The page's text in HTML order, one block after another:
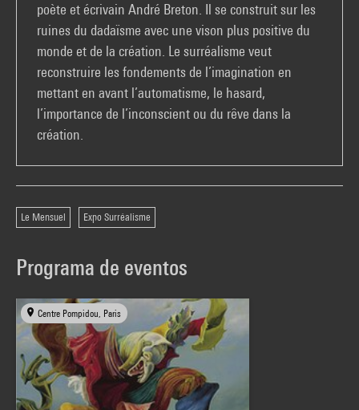
poète et écrivain André Breton. Il se construit sur les
ruines du dadaïsme avec une vison plus positive du
monde et de la création. Le surréalisme veut
reconstruire les fondements de l’imagination en
mettant en avant l’automatisme, le hasard,
l’importance de l’inconscient ou du rêve dans la
création.
Le Mensuel Expo Surréalisme
Programa de eventos
Centre Pompidou, Paris